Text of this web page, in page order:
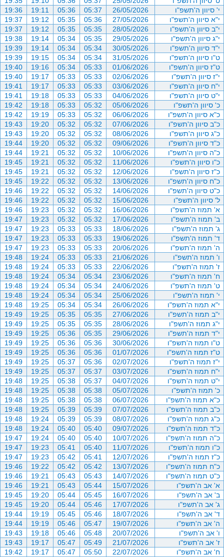
י' סיוון ה'תשפ"ו
26/05/2026
05:37
05:36
19:11
19:36
י"א סיוון ה'תשפ"ו
27/05/2026
05:36
05:35
19:12
19:37
י"ב סיוון ה'תשפ"ו
28/05/2026
05:35
05:35
19:12
19:37
י"ג סיוון ה'תשפ"ו
29/05/2026
05:35
05:34
19:14
19:38
י"ד סיוון ה'תשפ"ו
30/05/2026
05:34
05:34
19:14
19:39
ט"ו סיוון ה'תשפ"ו
31/05/2026
05:34
05:34
19:15
19:39
ט"ז סיוון ה'תשפ"ו
01/06/2026
05:33
05:34
19:16
19:40
י"ז סיוון ה'תשפ"ו
02/06/2026
05:33
05:33
19:17
19:40
י"ח סיוון ה'תשפ"ו
03/06/2026
05:33
05:33
19:17
19:41
י"ט סיוון ה'תשפ"ו
04/06/2026
05:33
05:33
19:18
19:41
כ' סיוון ה'תשפ"ו
05/06/2026
05:32
05:33
19:18
19:42
כ"א סיוון ה'תשפ"ו
06/06/2026
05:32
05:33
19:19
19:42
כ"ב סיוון ה'תשפ"ו
07/06/2026
05:32
05:32
19:20
19:43
כ"ג סיוון ה'תשפ"ו
08/06/2026
05:32
05:32
19:20
19:43
כ"ד סיוון ה'תשפ"ו
09/06/2026
05:32
05:32
19:20
19:44
כ"ה סיוון ה'תשפ"ו
10/06/2026
05:32
05:32
19:21
19:44
כ"ו סיוון ה'תשפ"ו
11/06/2026
05:32
05:32
19:21
19:45
כ"ז סיוון ה'תשפ"ו
12/06/2026
05:32
05:32
19:21
19:45
כ"ח סיוון ה'תשפ"ו
13/06/2026
05:32
05:32
19:22
19:45
כ"ט סיוון ה'תשפ"ו
14/06/2026
05:32
05:32
19:22
19:46
ל' סיוון ה'תשפ"ו
15/06/2026
05:32
05:32
19:22
19:46
א' תמוז ה'תשפ"ו
16/06/2026
05:32
05:32
19:23
19:46
ב' תמוז ה'תשפ"ו
17/06/2026
05:32
05:32
19:23
19:47
ג' תמוז ה'תשפ"ו
18/06/2026
05:33
05:33
19:23
19:47
ד' תמוז ה'תשפ"ו
19/06/2026
05:33
05:33
19:23
19:47
ה' תמוז ה'תשפ"ו
20/06/2026
05:33
05:33
19:23
19:47
ו' תמוז ה'תשפ"ו
21/06/2026
05:33
05:33
19:24
19:48
ז' תמוז ה'תשפ"ו
22/06/2026
05:33
05:33
19:24
19:48
ח' תמוז ה'תשפ"ו
23/06/2026
05:34
05:34
19:24
19:48
ט' תמוז ה'תשפ"ו
24/06/2026
05:34
05:34
19:24
19:48
י' תמוז ה'תשפ"ו
25/06/2026
05:34
05:34
19:24
19:48
י"א תמוז ה'תשפ"ו
26/06/2026
05:34
05:34
19:25
19:48
י"ב תמוז ה'תשפ"ו
27/06/2026
05:35
05:35
19:25
19:49
י"ג תמוז ה'תשפ"ו
28/06/2026
05:35
05:35
19:25
19:49
י"ד תמוז ה'תשפ"ו
29/06/2026
05:35
05:36
19:25
19:49
ט"ו תמוז ה'תשפ"ו
30/06/2026
05:36
05:36
19:25
19:49
ט"ז תמוז ה'תשפ"ו
01/07/2026
05:36
05:36
19:25
19:49
י"ז תמוז ה'תשפ"ו
02/07/2026
05:36
05:37
19:25
19:49
י"ח תמוז ה'תשפ"ו
03/07/2026
05:37
05:37
19:25
19:49
י"ט תמוז ה'תשפ"ו
04/07/2026
05:37
05:38
19:25
19:48
כ' תמוז ה'תשפ"ו
05/07/2026
05:38
05:38
19:25
19:48
כ"א תמוז ה'תשפ"ו
06/07/2026
05:38
05:38
19:25
19:48
כ"ב תמוז ה'תשפ"ו
07/07/2026
05:39
05:39
19:25
19:48
כ"ג תמוז ה'תשפ"ו
08/07/2026
05:39
05:39
19:24
19:48
כ"ד תמוז ה'תשפ"ו
09/07/2026
05:40
05:40
19:24
19:48
כ"ה תמוז ה'תשפ"ו
10/07/2026
05:40
05:40
19:24
19:47
כ"ו תמוז ה'תשפ"ו
11/07/2026
05:40
05:41
19:23
19:47
כ"ז תמוז ה'תשפ"ו
12/07/2026
05:41
05:42
19:23
19:47
כ"ח תמוז ה'תשפ"ו
13/07/2026
05:42
05:42
19:22
19:46
כ"ט תמוז ה'תשפ"ו
14/07/2026
05:43
05:43
19:21
19:46
א' אב ה'תשפ"ו
15/07/2026
05:44
05:43
19:21
19:46
ב' אב ה'תשפ"ו
16/07/2026
05:45
05:44
19:20
19:45
ג' אב ה'תשפ"ו
17/07/2026
05:46
05:44
19:20
19:45
ד' אב ה'תשפ"ו
18/07/2026
05:46
05:45
19:19
19:44
ה' אב ה'תשפ"ו
19/07/2026
05:47
05:46
19:19
19:44
ו' אב ה'תשפ"ו
20/07/2026
05:48
05:46
19:18
19:43
ז' אב ה'תשפ"ו
21/07/2026
05:49
05:47
19:17
19:43
ח' אב ה'תשפ"ו
22/07/2026
05:50
05:47
19:17
19:42